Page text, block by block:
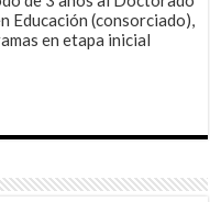
Educación (consorciado),
en etapa inicial